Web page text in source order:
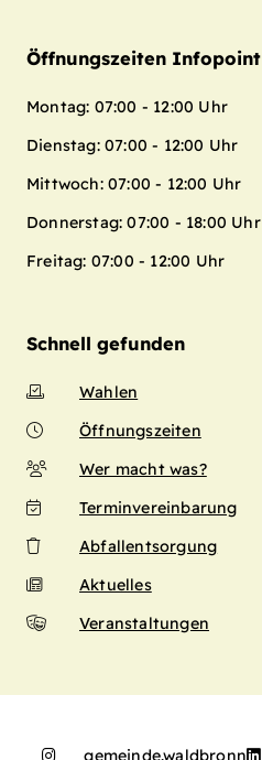
Öffnungszeiten Infopoint
Montag: 07:00 - 12:00 Uhr
Dienstag: 07:00 - 12:00 Uhr
Mittwoch: 07:00 - 12:00 Uhr
Donnerstag: 07:00 - 18:00 Uhr
Freitag: 07:00 - 12:00 Uhr
Schnell gefunden
Wahlen
Öffnungszeiten
Wer macht was?
Terminvereinbarung
Abfallentsorgung
Aktuelles
Veranstaltungen